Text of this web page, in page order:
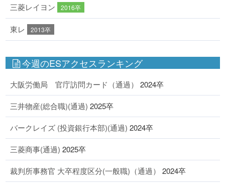
三菱レイヨン 2016卒
東レ 2013卒
今週のESアクセスランキング
大阪労働局 官庁訪問カード（通過） 2024卒
三井物産(総合職)(通過) 2025卒
バークレイズ (投資銀行本部)(通過) 2024卒
三菱商事(通過) 2025卒
裁判所事務官 大卒程度区分(一般職)（通過） 2024卒